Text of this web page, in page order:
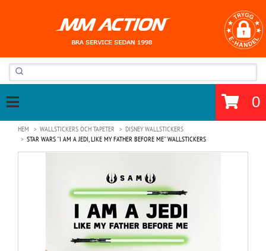
0
HEM WALLSTICKERS OCH TAPETER
DISNEY WALLSTICKERS
STAR WARS ''I AM A JEDI, LIKE MY FATHER BEFORE ME'' WALLSTICKERS